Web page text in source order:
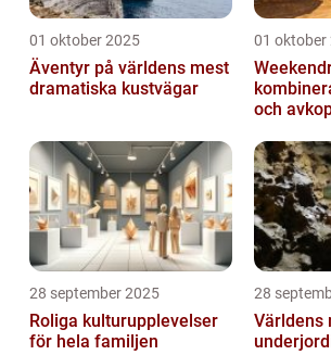
01 oktober 2025
Äventyr på världens mest
dramatiska kustvägar
01 oktober
och
28 september 2025
Roliga kulturupplevelser
för hela familjen
28
Världens